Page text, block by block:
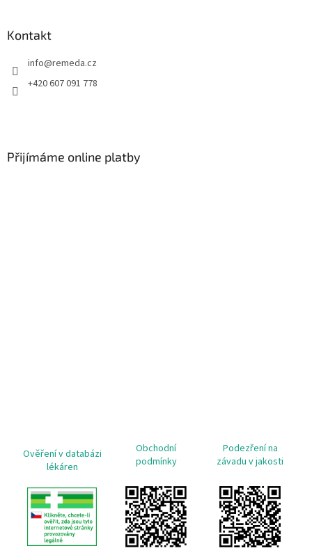
Kontakt
info@remeda.cz
+420 607 091 778
Přijímáme online platby
Ověření v databázi
lékáren
Obchodní
podmínky
Podezření na
závadu v jakosti